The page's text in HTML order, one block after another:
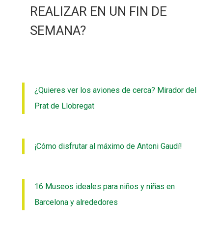
REALIZAR EN UN FIN DE
SEMANA?
¿Quieres ver los aviones de cerca? Mirador del
Prat de Llobregat
¡Cómo disfrutar al máximo de Antoni Gaudí!
16 Museos ideales para niños y niñas en
Barcelona y alrededores
Fes voluntariat
Fes un donatiu
Fes voluntariat
Fes un donatiu